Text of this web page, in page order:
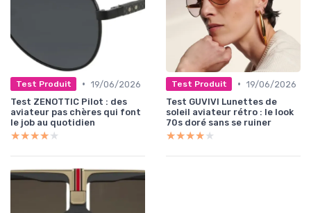
Test Produit • 19/06/2026
Test ZENOTTIC Pilot : des
aviateur pas chères qui font
le job au quotidien
★★★★★
★★★★★
Test Produit • 19/06/2026
Test GUVIVI Lunettes de
soleil aviateur rétro : le look
70s doré sans se ruiner
★★★★★
★★★★★